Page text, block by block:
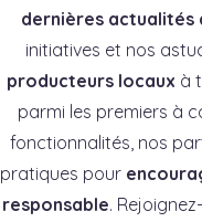
dernières actualités
initiatives et nos
producteurs locaux à
parmi les premiers à
fonctionnalités, nos
pratiques pour
responsable.